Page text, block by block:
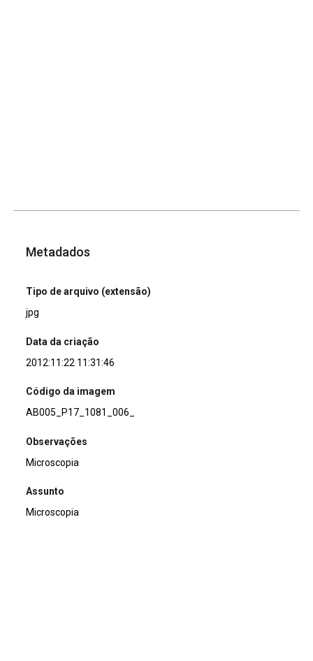
Metadados
Tipo de arquivo (extensão)
jpg
Data da criação
2012:11:22 11:31:46
Código da imagem
AB005_P17_1081_006_
Observações
Microscopia
Assunto
Microscopia